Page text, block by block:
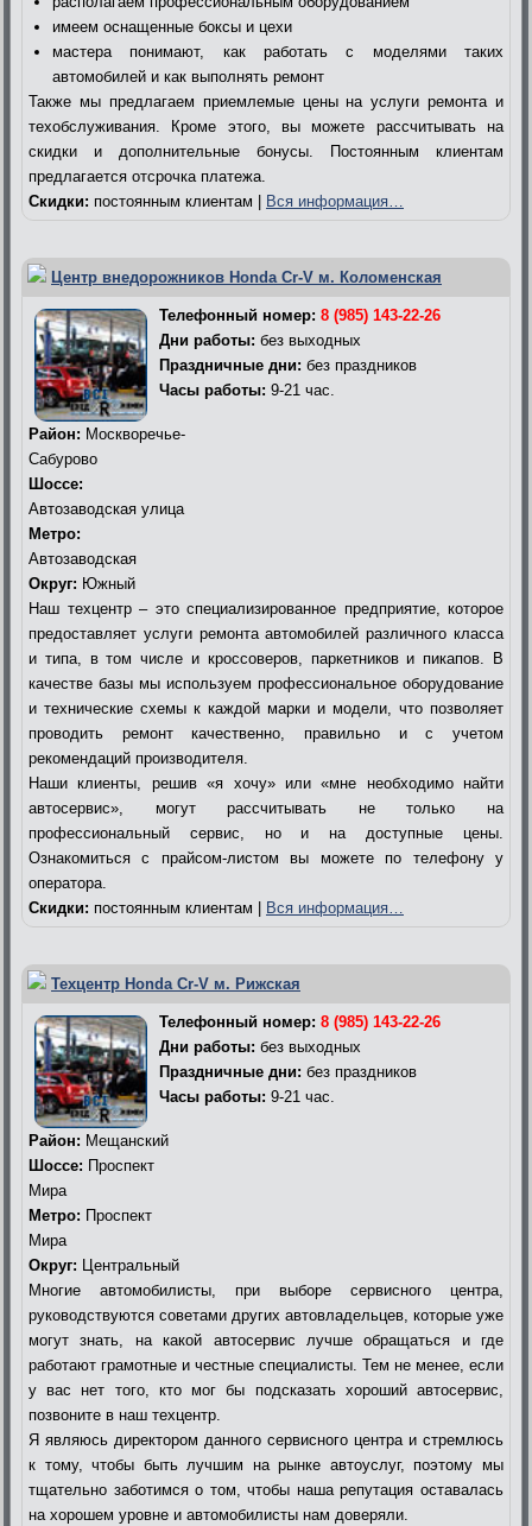
имеем оснащенные боксы и цехи
мастера понимают, как работать с моделями таких
автомобилей и как выполнять ремонт
Также мы предлагаем приемлемые цены на услуги ремонта и
техобслуживания. Кроме этого, вы можете рассчитывать на
скидки и дополнительные бонусы. Постоянным клиентам
предлагается отсрочка платежа.
Скидки: постоянным клиентам | Вся информация…
Центр внедорожников Honda Cr-V м. Коломенская
Телефонный номер: 8 (985) 143-22-26
Дни работы: без выходных
Праздничные дни: без праздников
Часы работы: 9-21 час.
Район: Москворечье-
Сабурово
Шоссе:
Автозаводская улица
Метро:
Автозаводская
Округ: Южный
Наш техцентр – это специализированное предприятие, которое
предоставляет услуги ремонта автомобилей различного класса
и типа, в том числе и кроссоверов, паркетников и пикапов. В
качестве базы мы используем профессиональное оборудование
и технические схемы к каждой марки и модели, что позволяет
проводить ремонт качественно, правильно и с учетом
рекомендаций производителя.
Наши клиенты, решив «я хочу» или «мне необходимо найти
автосервис», могут рассчитывать не только на
профессиональный сервис, но и на доступные цены.
Ознакомиться с прайсом-листом вы можете по телефону у
оператора.
Скидки: постоянным клиентам | Вся информация…
Техцентр Honda Cr-V м. Рижская
Телефонный номер: 8 (985) 143-22-26
Дни работы: без выходных
Праздничные дни: без праздников
Часы работы: 9-21 час.
Район: Мещанский
Шоссе: Проспект
Мира
Метро: Проспект
Мира
Округ: Центральный
Многие автомобилисты, при выборе сервисного центра,
руководствуются советами других автовладельцев, которые уже
могут знать, на какой автосервис лучше обращаться и где
работают грамотные и честные специалисты. Тем не менее, если
у вас нет того, кто мог бы подсказать хороший автосервис,
позвоните в наш техцентр.
Я являюсь директором данного сервисного центра и стремлюсь
к тому, чтобы быть лучшим на рынке автоуслуг, поэтому мы
тщательно заботимся о том, чтобы наша репутация оставалась
на хорошем уровне и автомобилисты нам доверяли.